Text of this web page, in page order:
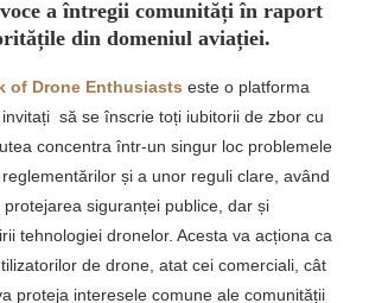
a întregii comunități în raport
din domeniul aviației.
of Drone Enthusiasts este o platforma
să se înscrie toți iubitorii de zbor cu
concentra într-un singur loc problemele
și a unor reguli clare, având
siguranței publice, dar și
tehnologiei dronelor. Acesta va acționa ca
de drone, atat cei comerciali, cât
proteja interesele comune ale comunității